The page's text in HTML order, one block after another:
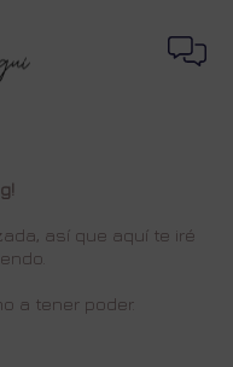
así que aquí te iré
a tener poder.